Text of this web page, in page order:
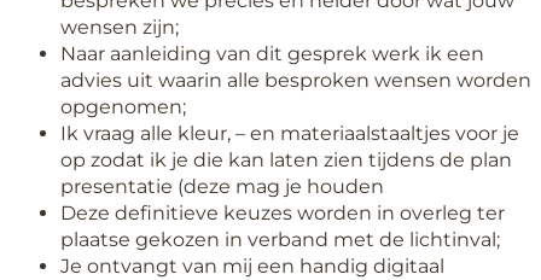
wensen zijn;
Naar aanleiding van dit gesprek werk ik een
advies uit waarin alle besproken wensen worden
opgenomen;
Ik vraag alle kleur, – en materiaalstaaltjes voor je
op zodat ik je die kan laten zien tijdens de plan
presentatie (deze mag je houden
Deze definitieve keuzes worden in overleg ter
plaatse gekozen in verband met de lichtinval;
Je ontvangt van mij een handig digitaal